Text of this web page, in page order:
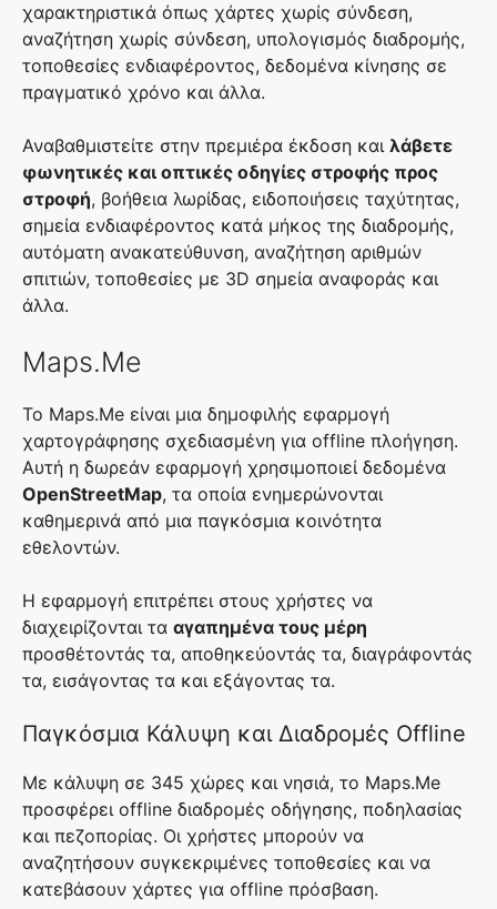
χαρακτηριστικά όπως χάρτες χωρίς σύνδεση,
αναζήτηση χωρίς σύνδεση, υπολογισμός διαδρομής,
τοποθεσίες ενδιαφέροντος, δεδομένα κίνησης σε
πραγματικό χρόνο και άλλα.
Αναβαθμιστείτε στην πρεμιέρα έκδοση και λάβετε
φωνητικές και οπτικές οδηγίες στροφής προς
στροφή, βοήθεια λωρίδας, ειδοποιήσεις ταχύτητας,
σημεία ενδιαφέροντος κατά μήκος της διαδρομής,
αυτόματη ανακατεύθυνση, αναζήτηση αριθμών
σπιτιών, τοποθεσίες με 3D σημεία αναφοράς και
άλλα.
Maps.Me
Το Maps.Me είναι μια δημοφιλής εφαρμογή
χαρτογράφησης σχεδιασμένη για offline πλοήγηση.
Αυτή η δωρεάν εφαρμογή χρησιμοποιεί δεδομένα
OpenStreetMap, τα οποία ενημερώνονται
καθημερινά από μια παγκόσμια κοινότητα
εθελοντών.
Η εφαρμογή επιτρέπει στους χρήστες να
διαχειρίζονται τα αγαπημένα τους μέρη
προσθέτοντάς τα, αποθηκεύοντάς τα, διαγράφοντάς
τα, εισάγοντας τα και εξάγοντας τα.
Παγκόσμια Κάλυψη και Διαδρομές Offline
Με κάλυψη σε 345 χώρες και νησιά, το Maps.Me
προσφέρει offline διαδρομές οδήγησης, ποδηλασίας
και πεζοπορίας. Οι χρήστες μπορούν να
αναζητήσουν συγκεκριμένες τοποθεσίες και να
κατεβάσουν χάρτες για offline πρόσβαση.